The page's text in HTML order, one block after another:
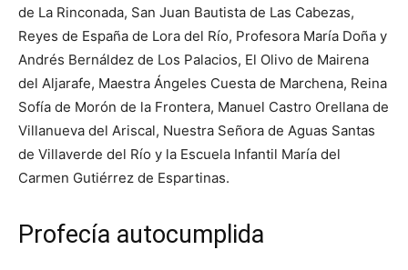
de La Rinconada, San Juan Bautista de Las Cabezas,
Reyes de España de Lora del Río, Profesora María Doña y
Andrés Bernáldez de Los Palacios, El Olivo de Mairena
del Aljarafe, Maestra Ángeles Cuesta de Marchena, Reina
Sofía de Morón de la Frontera, Manuel Castro Orellana de
Villanueva del Ariscal, Nuestra Señora de Aguas Santas
de Villaverde del Río y la Escuela Infantil María del
Carmen Gutiérrez de Espartinas.
Profecía autocumplida